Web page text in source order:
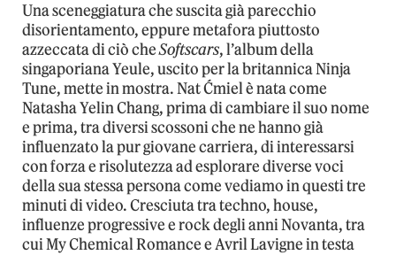
Una sceneggiatura che suscita già parecchio
disorientamento, eppure metafora piuttosto
azzeccata di ciò cheSoftscars, l’album della
singaporiana Yeule, uscito per la britannica Ninja
Tune, mette in mostra. Nat Ćmiel è nata come
Natasha Yelin Chang, prima di cambiare il suo nome
e prima, tra diversi scossoni che ne hanno già
influenzato la pur giovane carriera, di interessarsi
con forza e risolutezza ad esplorare diverse voci
della sua stessa persona come vediamo in questi tre
minuti di video. Cresciuta tra techno, house,
influenze progressive e rock degli anni Novanta, tra
cui My Chemical Romance e Avril Lavigne in testa